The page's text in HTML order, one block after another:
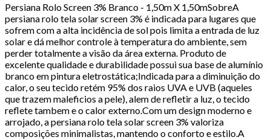
Persiana Rolo Screen 3% Branco - 1,50m X 1,50mSobreA
persiana rolo tela solar screen 3% é indicada para lugares que
sofrem com a alta incidência de sol pois limita a entrada de luz
solar e dá melhor controle à temperatura do ambiente, sem
perder totalmente a visão da área externa. Produto de
excelente qualidade e durabilidade possui sua base de alumínio
branco em pintura eletrostática;Indicada para a diminuição do
calor, o seu tecido retém 95% dos raios UVA e UVB (aqueles
que trazem maleficios a pele), alem de refletir a luz, o tecido
reflete tambem e o calor externo.Com um design moderno e
arrojado, a persiana rolo tela solar screen 3% valoriza
composições minimalistas, mantendo o conforto e estilo.A